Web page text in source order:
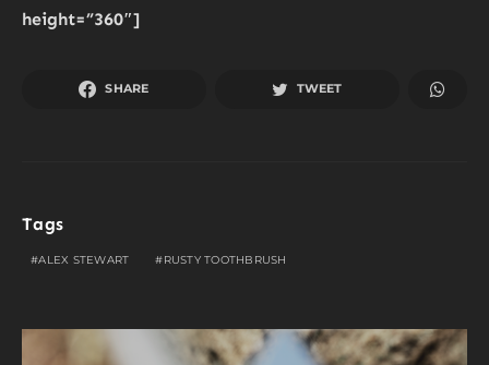
height=”360″]
SHARE TWEET
Tags
ALEX STEWART RUSTY TOOTHBRUSH